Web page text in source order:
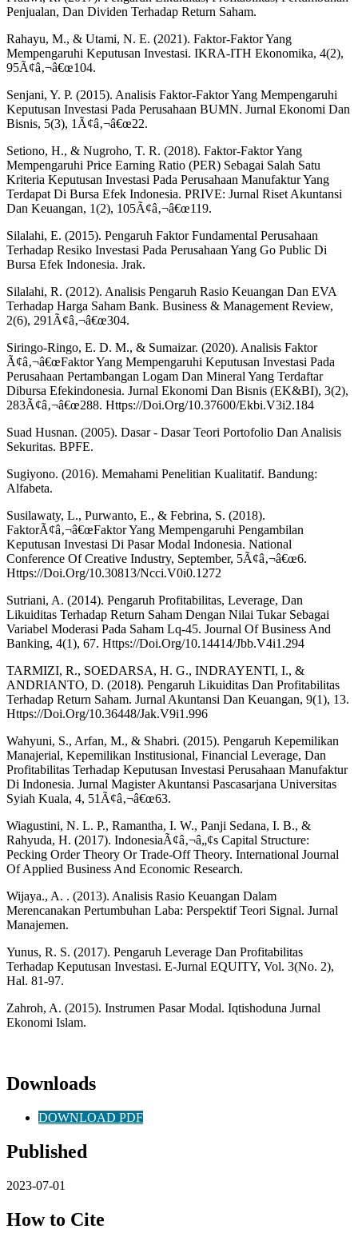
Penjualan, Dan Dividen Terhadap Return Saham.
Rahayu, M., & Utami, N. E. (2021). Faktor-Faktor Yang
Mempengaruhi Keputusan Investasi. IKRA-ITH Ekonomika, 4(2),
95Ã¢â‚¬â€œ104.
Senjani, Y. P. (2015). Analisis Faktor-Faktor Yang Mempengaruhi
Keputusan Investasi Pada Perusahaan BUMN. Jurnal Ekonomi Dan
Bisnis, 5(3), 1Ã¢â‚¬â€œ22.
Setiono, H., & Nugroho, T. R. (2018). Faktor-Faktor Yang
Mempengaruhi Price Earning Ratio (PER) Sebagai Salah Satu
Kriteria Keputusan Investasi Pada Perusahaan Manufaktur Yang
Terdapat Di Bursa Efek Indonesia. PRIVE: Jurnal Riset Akuntansi
Dan Keuangan, 1(2), 105Ã¢â‚¬â€œ119.
Silalahi, E. (2015). Pengaruh Faktor Fundamental Perusahaan
Terhadap Resiko Investasi Pada Perusahaan Yang Go Public Di
Bursa Efek Indonesia. Jrak.
Silalahi, R. (2012). Analisis Pengaruh Rasio Keuangan Dan EVA
Terhadap Harga Saham Bank. Business & Management Review,
2(6), 291Ã¢â‚¬â€œ304.
Siringo-Ringo, E. D. M., & Sumaizar. (2020). Analisis Faktor
Ã¢â‚¬â€œFaktor Yang Mempengaruhi Keputusan Investasi Pada
Perusahaan Pertambangan Logam Dan Mineral Yang Terdaftar
Dibursa Efekindonesia. Jurnal Ekonomi Dan Bisnis (EK&BI), 3(2),
283Ã¢â‚¬â€œ288. Https://Doi.Org/10.37600/Ekbi.V3i2.184
Suad Husnan. (2005). Dasar - Dasar Teori Portofolio Dan Analisis
Sekuritas. BPFE.
Sugiyono. (2016). Memahami Penelitian Kualitatif. Bandung:
Alfabeta.
Susilawaty, L., Purwanto, E., & Febrina, S. (2018).
FaktorÃ¢â‚¬â€œFaktor Yang Mempengaruhi Pengambilan
Keputusan Investasi Di Pasar Modal Indonesia. National
Conference Of Creative Industry, September, 5Ã¢â‚¬â€œ6.
Https://Doi.Org/10.30813/Ncci.V0i0.1272
Sutriani, A. (2014). Pengaruh Profitabilitas, Leverage, Dan
Likuiditas Terhadap Return Saham Dengan Nilai Tukar Sebagai
Variabel Moderasi Pada Saham Lq-45. Journal Of Business And
Banking, 4(1), 67. Https://Doi.Org/10.14414/Jbb.V4i1.294
TARMIZI, R., SOEDARSA, H. G., INDRAYENTI, I., &
ANDRIANTO, D. (2018). Pengaruh Likuiditas Dan Profitabilitas
Terhadap Return Saham. Jurnal Akuntansi Dan Keuangan, 9(1), 13.
Https://Doi.Org/10.36448/Jak.V9i1.996
Wahyuni, S., Arfan, M., & Shabri. (2015). Pengaruh Kepemilikan
Manajerial, Kepemilikan Institusional, Financial Leverage, Dan
Profitabilitas Terhadap Keputusan Investasi Perusahaan Manufaktur
Di Indonesia. Jurnal Magister Akuntansi Pascasarjana Universitas
Syiah Kuala, 4, 51Ã¢â‚¬â€œ63.
Wiagustini, N. L. P., Ramantha, I. W., Panji Sedana, I. B., &
Rahyuda, H. (2017). IndonesiaÃ¢â‚¬â„¢s Capital Structure:
Pecking Order Theory Or Trade-Off Theory. International Journal
Of Applied Business And Economic Research.
Wijaya., A. . (2013). Analisis Rasio Keuangan Dalam
Merencanakan Pertumbuhan Laba: Perspektif Teori Signal. Jurnal
Manajemen.
Yunus, R. S. (2017). Pengaruh Leverage Dan Profitabilitas
Terhadap Keputusan Investasi. E-Jurnal EQUITY, Vol. 3(No. 2),
Hal. 81-97.
Zahroh, A. (2015). Instrumen Pasar Modal. Iqtishoduna Jurnal
Ekonomi Islam.
Downloads
DOWNLOAD PDF
Published
2023-07-01
How to Cite